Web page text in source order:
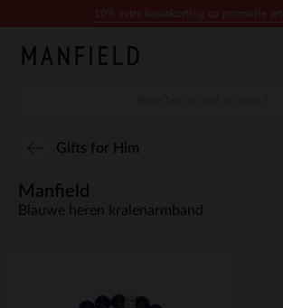
Gifts for Him
Manfield
Blauwe heren kralenarmband